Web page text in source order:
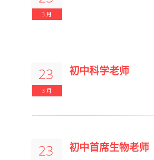
3 月
23
3 月
初中科学老师
23 初中首席生物老师